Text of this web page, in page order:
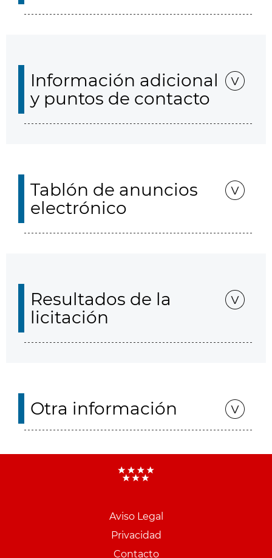
Información adicional
y puntos de contacto
Tablón de anuncios
electrónico
Resultados de la
licitación
Otra información
Aviso Legal
Privacidad
Contacto